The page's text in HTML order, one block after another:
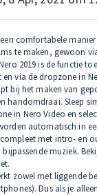
comfortabele
te maken, gewoon
2019 is de functie
via de dropzone in
bij het maken van
handomdraai. Sleep
in Nero Video en
automatisch in
met intro- en
muziek.
zowel met liggende
Dus als je